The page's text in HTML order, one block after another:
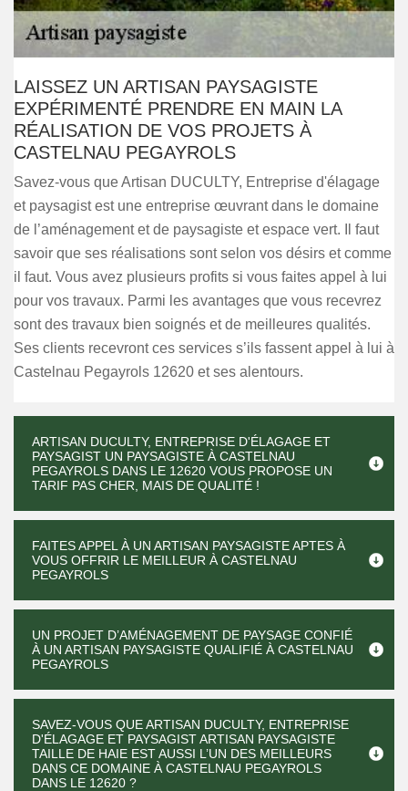
LAISSEZ UN ARTISAN PAYSAGISTE
EXPÉRIMENTÉ PRENDRE EN MAIN LA
RÉALISATION DE VOS PROJETS À
CASTELNAU PEGAYROLS
Savez-vous que Artisan DUCULTY, Entreprise d'élagage
et paysagist est une entreprise œuvrant dans le domaine
de l’aménagement et de paysagiste et espace vert. Il faut
savoir que ses réalisations sont selon vos désirs et comme
il faut. Vous avez plusieurs profits si vous faites appel à lui
pour vos travaux. Parmi les avantages que vous recevrez
sont des travaux bien soignés et de meilleures qualités.
Ses clients recevront ces services s’ils fassent appel à lui à
Castelnau Pegayrols 12620 et ses alentours.
ARTISAN DUCULTY, ENTREPRISE D'ÉLAGAGE ET
PAYSAGIST UN PAYSAGISTE À CASTELNAU
PEGAYROLS DANS LE 12620 VOUS PROPOSE UN
TARIF PAS CHER, MAIS DE QUALITÉ !
FAITES APPEL À UN ARTISAN PAYSAGISTE APTES À
VOUS OFFRIR LE MEILLEUR À CASTELNAU
PEGAYROLS
UN PROJET D’AMÉNAGEMENT DE PAYSAGE CONFIÉ
À UN ARTISAN PAYSAGISTE QUALIFIÉ À CASTELNAU
PEGAYROLS
SAVEZ-VOUS QUE ARTISAN DUCULTY, ENTREPRISE
D'ÉLAGAGE ET PAYSAGIST ARTISAN PAYSAGISTE
TAILLE DE HAIE EST AUSSI L’UN DES MEILLEURS
DANS CE DOMAINE À CASTELNAU PEGAYROLS
DANS LE 12620 ?